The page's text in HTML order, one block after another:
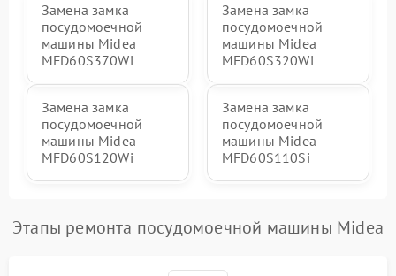
Замена замка
посудомоечной
машины Midea
MFD60S370Wi
Замена замка
посудомоечной
машины Midea
MFD60S320Wi
Замена замка
посудомоечной
машины Midea
MFD60S120Wi
Замена замка
посудомоечной
машины Midea
MFD60S110Si
Этапы ремонта посудомоечной машины Midea